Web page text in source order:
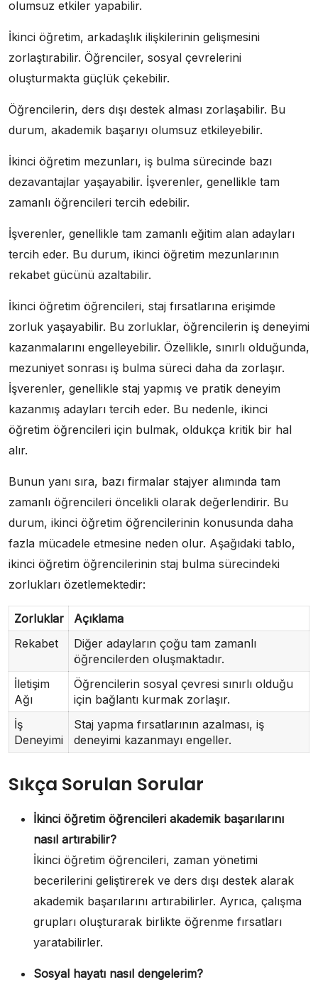
olumsuz etkiler yapabilir.
İkinci öğretim, arkadaşlık ilişkilerinin gelişmesini
zorlaştırabilir. Öğrenciler, sosyal çevrelerini
oluşturmakta güçlük çekebilir.
Öğrencilerin, ders dışı destek alması zorlaşabilir. Bu
durum, akademik başarıyı olumsuz etkileyebilir.
İkinci öğretim mezunları, iş bulma sürecinde bazı
dezavantajlar yaşayabilir. İşverenler, genellikle tam
zamanlı öğrencileri tercih edebilir.
İşverenler, genellikle tam zamanlı eğitim alan adayları
tercih eder. Bu durum, ikinci öğretim mezunlarının
rekabet gücünü azaltabilir.
İkinci öğretim öğrencileri, staj fırsatlarına erişimde
zorluk yaşayabilir. Bu zorluklar, öğrencilerin iş deneyimi
kazanmalarını engelleyebilir. Özellikle, sınırlı olduğunda,
mezuniyet sonrası iş bulma süreci daha da zorlaşır.
İşverenler, genellikle staj yapmış ve pratik deneyim
kazanmış adayları tercih eder. Bu nedenle, ikinci
öğretim öğrencileri için bulmak, oldukça kritik bir hal
alır.
Bunun yanı sıra, bazı firmalar stajyer alımında tam
zamanlı öğrencileri öncelikli olarak değerlendirir. Bu
durum, ikinci öğretim öğrencilerinin konusunda daha
fazla mücadele etmesine neden olur. Aşağıdaki tablo,
ikinci öğretim öğrencilerinin staj bulma sürecindeki
zorlukları özetlemektedir:
Zorluklar
Açıklama
Rekabet
Diğer adayların çoğu tam zamanlı
öğrencilerden oluşmaktadır.
İletişim
Ağı
Öğrencilerin sosyal çevresi sınırlı olduğu
için bağlantı kurmak zorlaşır.
İş
Deneyimi
Staj yapma fırsatlarının azalması, iş
deneyimi kazanmayı engeller.
Sıkça Sorulan Sorular
İkinci öğretim öğrencileri akademik başarılarını
nasıl artırabilir?
İkinci öğretim öğrencileri, zaman yönetimi
becerilerini geliştirerek ve ders dışı destek alarak
akademik başarılarını artırabilirler. Ayrıca, çalışma
grupları oluşturarak birlikte öğrenme fırsatları
yaratabilirler.
Sosyal hayatı nasıl dengelerim?